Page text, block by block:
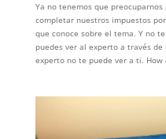
Ya no tenemos que
completar nuestros impuestos
que conoce sobre el tema. Y no
puedes ver al experto a través
experto no te puede ver a ti. How